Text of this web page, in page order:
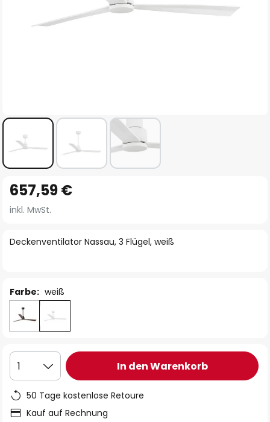
Anfang
der
springen
Deckenventilator Nassau, 3 Flügel, weiß
657,59 €
inkl. MwSt.
Farbe: weiß
1 In den Warenkorb
50 Tage kostenlose Retoure
Kauf auf Rechnung